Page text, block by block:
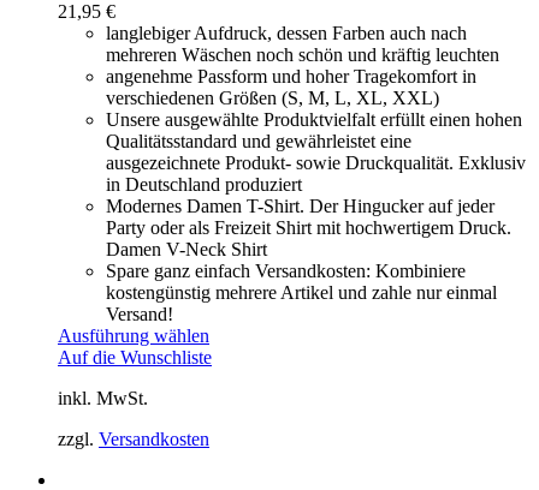
21,95 €
langlebiger Aufdruck, dessen Farben auch nach
mehreren Wäschen noch schön und kräftig leuchten
angenehme Passform und hoher Tragekomfort in
verschiedenen Größen (S, M, L, XL, XXL)
Unsere ausgewählte Produktvielfalt erfüllt einen hohen
Qualitätsstandard und gewährleistet eine
ausgezeichnete Produkt- sowie Druckqualität. Exklusiv
in Deutschland produziert
Modernes Damen T-Shirt. Der Hingucker auf jeder
Party oder als Freizeit Shirt mit hochwertigem Druck.
Damen V-Neck Shirt
Spare ganz einfach Versandkosten: Kombiniere
kostengünstig mehrere Artikel und zahle nur einmal
Versand!
Ausführung wählen
Auf die Wunschliste
inkl. MwSt.
zzgl. Versandkosten